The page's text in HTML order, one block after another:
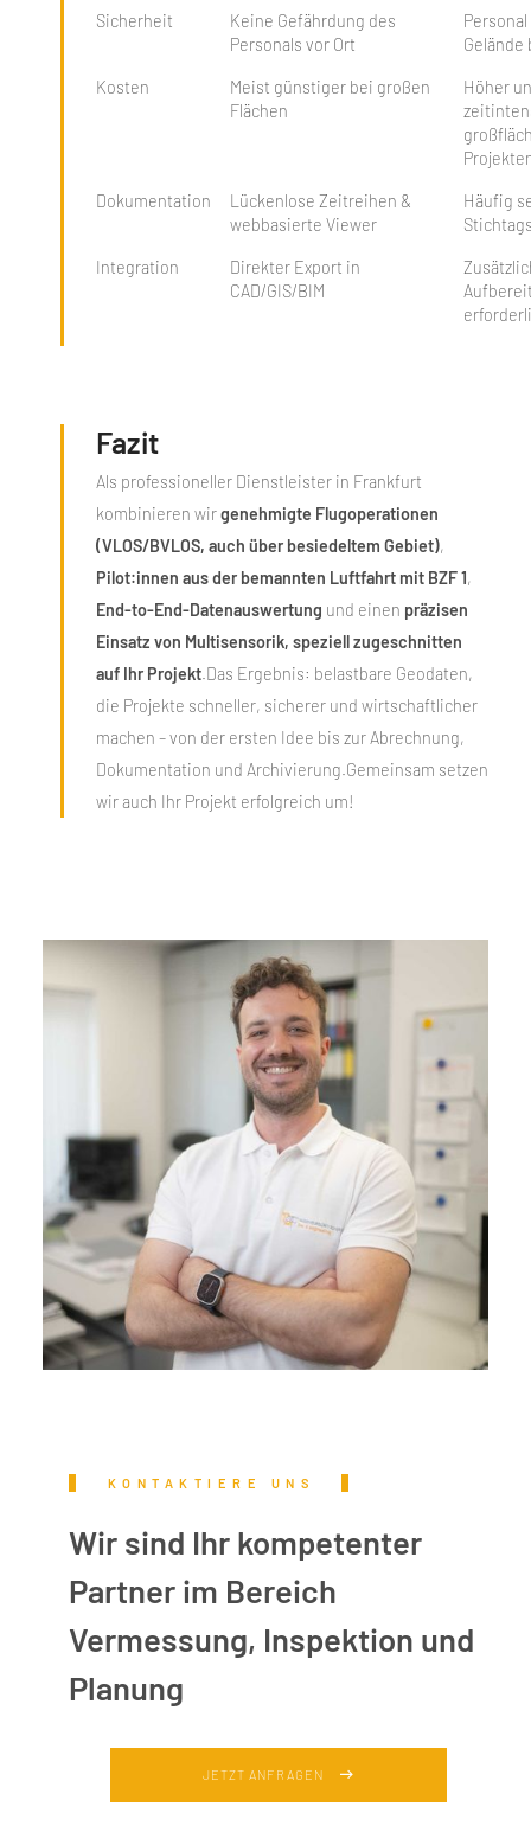
Sicherheit
Keine Gefährdung des
Personals vor Ort
Kosten
Meist günstiger bei großen
Flächen
Höher
Dokumentation
Lückenlose Zeitreihen &
webbasierte Viewer
Häufig
Integration
Direkter Export in
CAD/GIS/BIM
Fazit
Als professioneller Dienstleister in Frankfurt
kombinieren wirgenehmigte Flugoperationen
(VLOS/BVLOS, auch über besiedeltem Gebiet),
Pilot:innen aus der bemannten Luftfahrt mit BZF 1,
End‑to‑End‑Datenauswertung und einen präzisen
Einsatz von Multisensorik, speziell zugeschnitten
auf Ihr Projekt.Das Ergebnis: belastbare Geodaten,
die Projekte schneller, sicherer und wirtschaftlicher
machen – von der ersten Idee bis zur Abrechnung,
Dokumentation und Archivierung.Gemeinsam setzen
wir auch Ihr Projekt erfolgreich um!
KONTAKTIERE UNS
Wir sind Ihr kompetenter
Partner im Bereich
Vermessung, Inspektion und
Planung
JETZT ANFRAGEN